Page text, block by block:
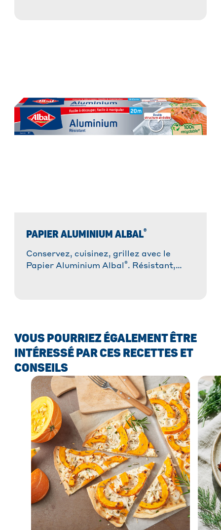
PAPIER ALUMINIUM ALBAL®
Conservez, cuisinez, grillez avec le
Papier Aluminium Albal ®. Résistant,
VOUS POURRIEZ ÉGALEMENT ÊTRE
INTÉRESSÉ PAR CES RECETTES ET
CONSEILS